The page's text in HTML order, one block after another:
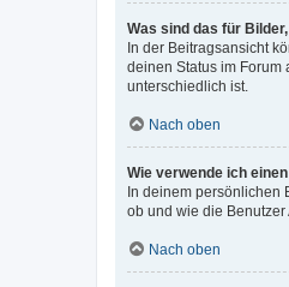
Was sind das für
In der Beitragsansicht
deinen Status im Forum
unterschiedlich ist.
Nach oben
Wie verwende ich
In deinem persönlichen
ob und wie die
Nach oben